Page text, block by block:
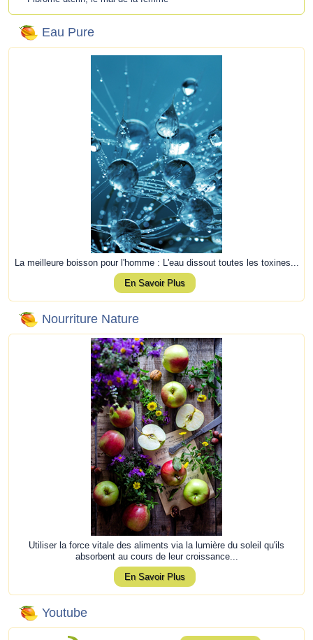
Eau Pure
La meilleure boisson pour l'homme : L'eau dissout toutes les toxines...
En Savoir Plus
Nourriture Nature
Utiliser la force vitale des aliments via la lumière du soleil qu'ils
absorbent au cours de leur croissance...
En Savoir Plus
Youtube